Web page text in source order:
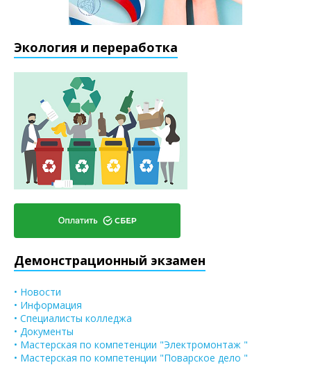
Экология и переработка
Демонстрационный экзамен
• Новости
• Информация
• Специалисты колледжа
• Документы
• Мастерская по компетенции "Электромонтаж "
• Мастерская по компетенции "Поварское дело "